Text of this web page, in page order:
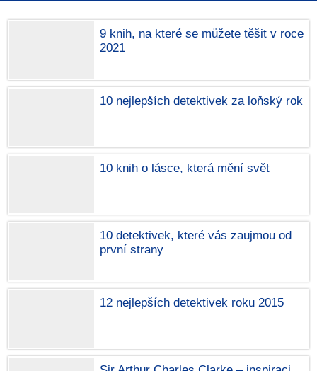
9 knih, na které se můžete těšit v roce
2021
10 nejlepších detektivek za loňský rok
10 knih o lásce, která mění svět
10 detektivek, které vás zaujmou od
první strany
12 nejlepších detektivek roku 2015